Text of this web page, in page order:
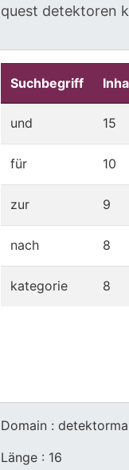
quest detektoren
Suchbegriff
und 15
für 10
zur 9
nach 8
kategorie 8
Domain :
Länge : 16